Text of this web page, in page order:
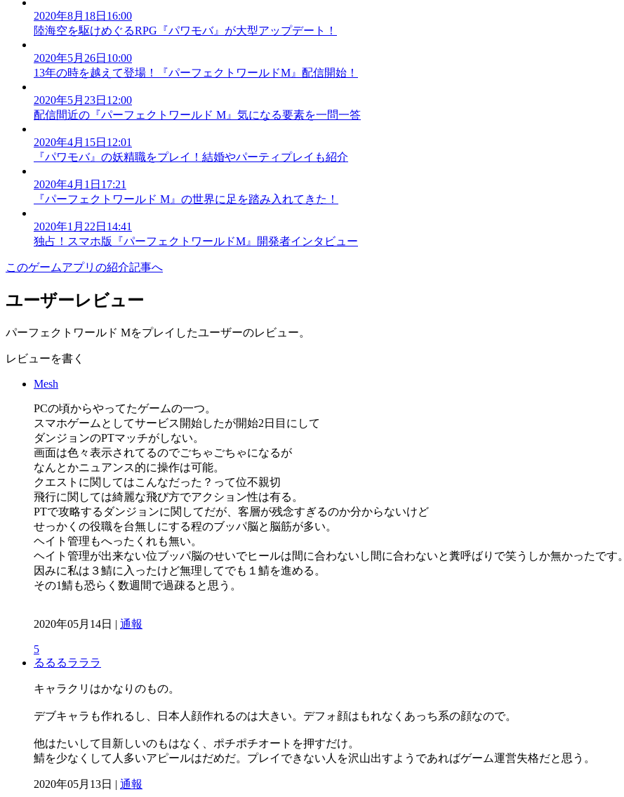
2020年8月18日16:00
陸海空を駆けめぐるRPG『パワモバ』が大型アップデート！
2020年5月26日10:00
13年の時を越えて登場！『パーフェクトワールドM』配信開始！
2020年5月23日12:00
配信間近の『パーフェクトワールド M』気になる要素を一問一答
2020年4月15日12:01
『パワモバ』の妖精職をプレイ！結婚やパーティプレイも紹介
2020年4月1日17:21
『パーフェクトワールド M』の世界に足を踏み入れてきた！
2020年1月22日14:41
独占！スマホ版『パーフェクトワールドM』開発者インタビュー
このゲームアプリの紹介記事へ
ユーザーレビュー
パーフェクトワールド Mをプレイしたユーザーのレビュー。
レビューを書く
Mesh
PCの頃からやってたゲームの一つ。
スマホゲームとしてサービス開始したが開始2日目にして
ダンジョンのPTマッチがしない。
画面は色々表示されてるのでごちゃごちゃになるが
なんとかニュアンス的に操作は可能。
クエストに関してはこんなだった？って位不親切
飛行に関しては綺麗な飛び方でアクション性は有る。
PTで攻略するダンジョンに関してだが、客層が残念すぎるのか分からないけど
せっかくの役職を台無しにする程のブッパ脳と脳筋が多い。
ヘイト管理もへったくれも無い。
ヘイト管理が出来ない位ブッパ脳のせいでヒールは間に合わないし間に合わないと糞呼ばりで笑うしか無かったです。
因みに私は３鯖に入ったけど無理してでも１鯖を進める。
その1鯖も恐らく数週間で過疎ると思う。
2020年05月14日 | 通報
5
るるるラララ
キャラクリはかなりのもの。
デブキャラも作れるし、日本人顔作れるのは大きい。デフォ顔はもれなくあっち系の顔なので。
他はたいして目新しいのもはなく、ポチポチオートを押すだけ。
鯖を少なくして人多いアピールはだめだ。プレイできない人を沢山出すようであればゲーム運営失格だと思う。
2020年05月13日 | 通報